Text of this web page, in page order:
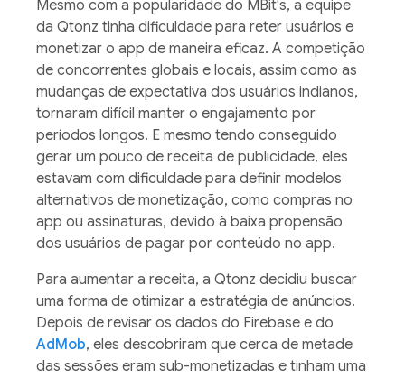
Mesmo com a popularidade do MBit's, a equipe
da Qtonz tinha dificuldade para reter usuários e
monetizar o app de maneira eficaz. A competição
de concorrentes globais e locais, assim como as
mudanças de expectativa dos usuários indianos,
tornaram difícil manter o engajamento por
períodos longos. E mesmo tendo conseguido
gerar um pouco de receita de publicidade, eles
estavam com dificuldade para definir modelos
alternativos de monetização, como compras no
app ou assinaturas, devido à baixa propensão
dos usuários de pagar por conteúdo no app.
Para aumentar a receita, a Qtonz decidiu buscar
uma forma de otimizar a estratégia de anúncios.
Depois de revisar os dados do Firebase e do
AdMob, eles descobriram que cerca de metade
das sessões eram sub-monetizadas e tinham uma